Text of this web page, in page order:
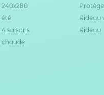
été
saisons
chaude
Rideau
Rideau